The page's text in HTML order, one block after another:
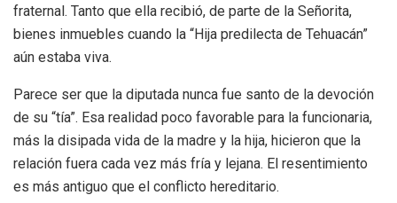
fraternal. Tanto que ella recibió, de parte de la Señorita,
bienes inmuebles cuando la “Hija predilecta de Tehuacán”
aún estaba viva.
Parece ser que la diputada nunca fue santo de la devoción
de su “tía”. Esa realidad poco favorable para la funcionaria,
más la disipada vida de la madre y la hija, hicieron que la
relación fuera cada vez más fría y lejana. El resentimiento
es más antiguo que el conflicto hereditario.